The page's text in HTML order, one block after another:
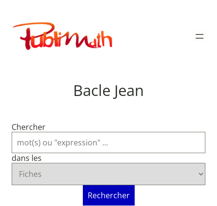
contenu
Publimath
Bacle Jean
Chercher
dans les
Rechercher